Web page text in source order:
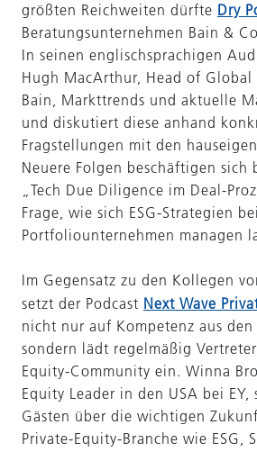
größten Reichweiten dürfte Dry
Beratungsunternehmen Bain &
In seinen englischsprachigen
Hugh MacArthur, Head of Global
Bain, Markttrends und aktuelle
und diskutiert diese anhand
Fragstellungen mit den
Neuere Folgen beschäftigen sich
„Tech Due Diligence im Deal-
Frage, wie sich ESG-Strategien bei
Portfoliounternehmen managen
Im Gegensatz zu den Kollegen
setzt der Podcast Next Wave
nicht nur auf Kompetenz aus den
sondern lädt regelmäßig
Equity-Community ein. Winna
Equity Leader in den USA bei
Gästen über die wichtigen
Private-Equity-Branche wie ESG,